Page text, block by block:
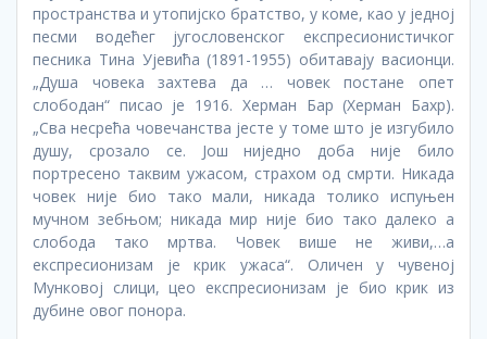
пространства и утопијско братство, у коме, као у једној
песми водећег југословенског експресионистичког
песника Тина Ујевића (1891-1955) обитавају васионци.
„Душа човека захтева да … човек постане опет
слободан“ писао је 1916. Херман Бар (Херман Бахр).
„Сва несрећа човечанства јесте у томе што је изгубило
душу, срозало се. Још ниједно доба није било
портресено таквим ужасом, страхом од смрти. Никада
човек није био тако мали, никада толико испуњен
мучном зебњом; никада мир није био тако далеко а
слобода тако мртва. Човек више не живи,…а
експресионизам је крик ужаса“. Оличен у чувеној
Мунковој слици, цео експресионизам је био крик из
дубине овог понора.